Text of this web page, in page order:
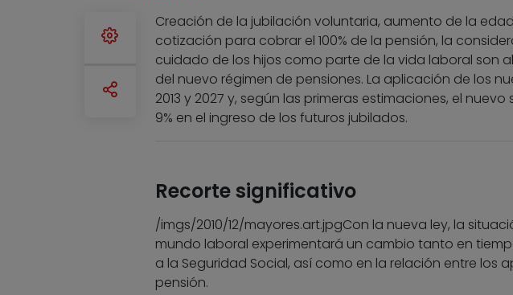
Creación de la jubilación voluntaria, aumento de la
cotización para cobrar el 100% de la pensión, la
cuidado de los hijos como parte de la vida laboral son
del nuevo régimen de pensiones. La aplicación de los
2013 y 2027 y, según las primeras estimaciones, el
9% en el ingreso de los futuros jubilados.
Recorte significativo
/imgs/2010/12/mayores.art.jpgCon la nueva ley, la
mundo laboral experimentará un cambio tanto en
a la Seguridad Social, así como en la relación entre los
pensión.